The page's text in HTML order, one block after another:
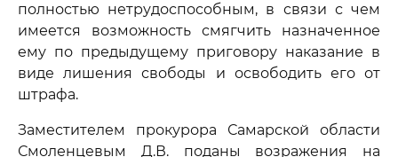
полностью нетрудоспособным, в связи с чем
имеется возможность смягчить назначенное
ему по предыдущему приговору наказание в
виде лишения свободы и освободить его от
штрафа.
Заместителем прокурора Самарской области
Смоленцевым Д.В. поданы возражения на